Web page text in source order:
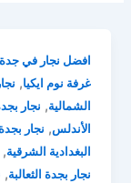
افضل نجار في جدة
غرفة نوم ايكيا,
الشمالية, نجار
الأندلس, نجار
البغدادية الشرقية,
نجار بجدة الثعالبة,